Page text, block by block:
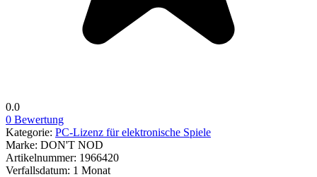
0.0
0 Bewertung
Kategorie: PC-Lizenz für elektronische Spiele
Marke: DON'T NOD
Artikelnummer: 1966420
Verfallsdatum: 1 Monat